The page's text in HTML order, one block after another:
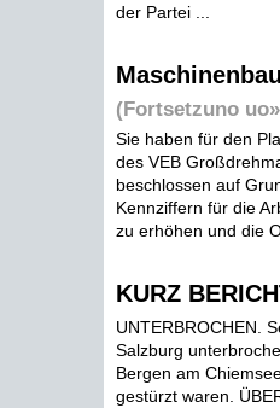
der Partei ...
(Fortsetzuno
Sie haben für den
des VEB
beschlossen auf
Kennziffern für die
zu erhöhen und die
KURZ
UNTERBROCHEN.
Salzburg
Bergen am
gestürzt waren.